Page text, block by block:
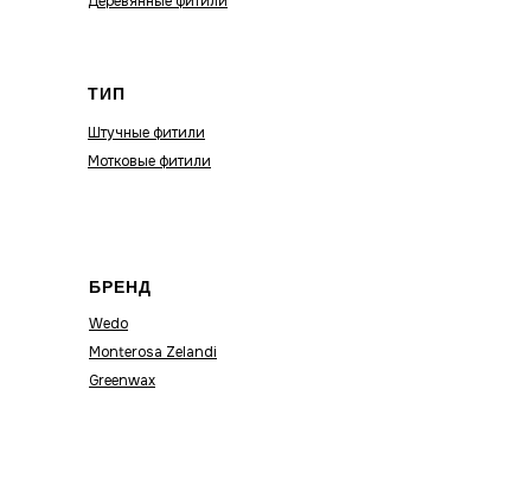
ТИП
Штучные фитили
Мотковые фитили
БРЕНД
Wedo
Monterosa Zelandi
Greenwax